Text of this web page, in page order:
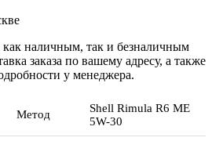
наличным, так и безналичным
заказа по вашему адресу, а также
у менеджера.
Метод
Shell Rimula R6 ME
5W-30